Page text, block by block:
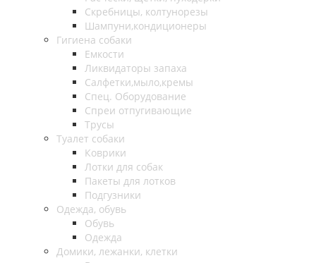
Скребницы, колтунорезы
Шампуни,кондиционеры
Гигиена собаки
Емкости
Ликвидаторы запаха
Салфетки,мыло,кремы
Спец. Оборудование
Спреи отпугивающие
Трусы
Туалет собаки
Коврики
Лотки для собак
Пакеты для лотков
Подгузники
Одежда, обувь
Обувь
Одежда
Домики, лежанки, клетки